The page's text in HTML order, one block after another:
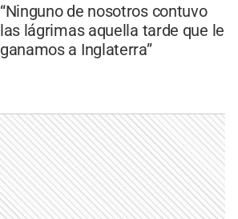
“Ninguno de nosotros contuvo
las lágrimas aquella tarde que le
ganamos a Inglaterra”